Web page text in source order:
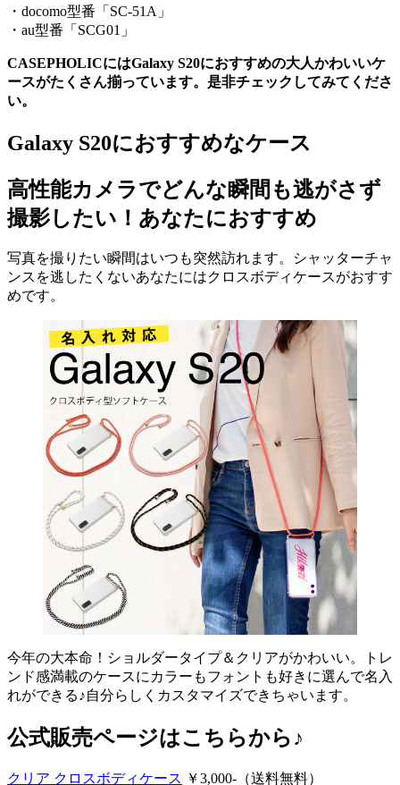
・docomo型番「SC-51A」
・au型番「SCG01」
CASEPHOLICにはGalaxy S20におすすめの大人かわいいケ
ースがたくさん揃っています。是非チェックしてみてくださ
い。
Galaxy S20におすすめなケース
高性能カメラでどんな瞬間も逃がさず
撮影したい！あなたにおすすめ
写真を撮りたい瞬間はいつも突然訪れます。シャッターチャ
ンスを逃したくないあなたにはクロスボディケースがおすす
めです。
今年の大本命！ショルダータイプ＆クリアがかわいい。トレ
ンド感満載のケースにカラーもフォントも好きに選んで名入
れができる♪自分らしくカスタマイズできちゃいます。
公式販売ページはこちらから♪
クリア クロスボディケース ￥3,000-（送料無料）